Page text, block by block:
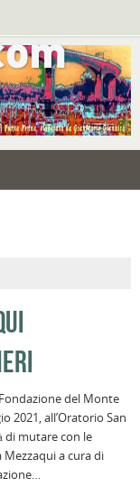
del Monte
2021, all’Oratorio San
di mutare con le
Mezzaqui a cura di